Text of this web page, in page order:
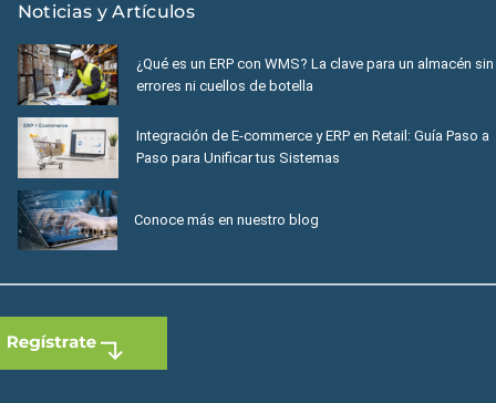
Noticias y Artículos
¿Qué es un ERP con WMS? La clave para un almacén sin
errores ni cuellos de botella
Integración de E-commerce y ERP en Retail: Guía Paso a
Paso para Unificar tus Sistemas
Conoce más en nuestro blog